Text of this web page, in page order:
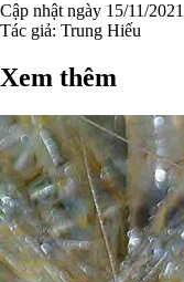
Cập nhật ngày 15/11/2021
Tác giả: Trung Hiếu
Xem thêm